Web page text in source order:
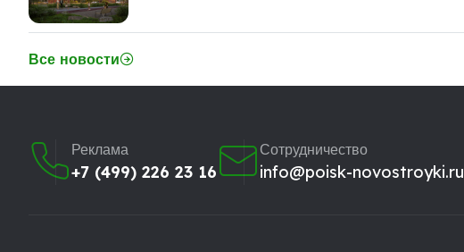
Все новости
Реклама
+7 (499) 226 23 16
Сотрудничество
info@poisk-novostroyki.ru